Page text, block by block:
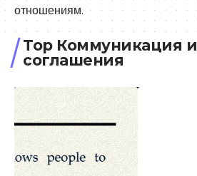
отношениям.
Top Коммуникация и
соглашения